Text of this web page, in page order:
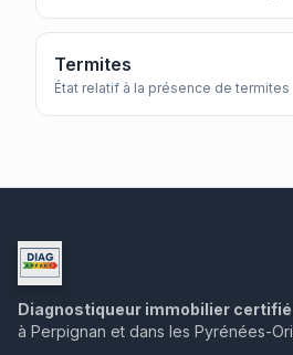
Termites
État relatif à la présence de termites
Diagnostiqueur immobilier certifié
à Perpignan et dans les Pyrénées-